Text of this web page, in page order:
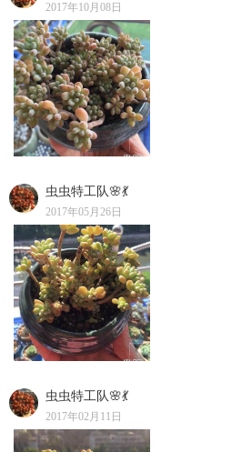
2017年10月08日
虫虫特工队🌸💃
2017年05月26日
虫虫特工队🌸💃
2017年02月11日